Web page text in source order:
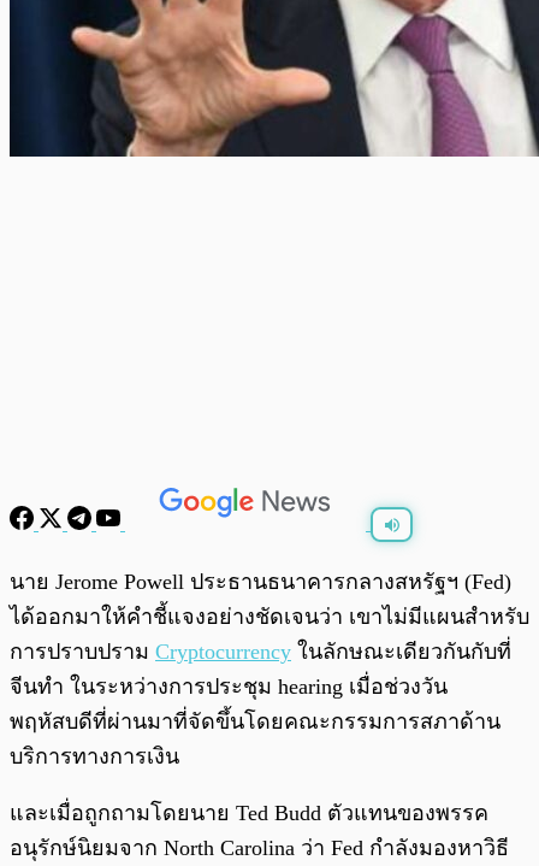
0:00
นาย Jerome Powell ประธานธนาคารกลางสหรัฐฯ (Fed)
ได้ออกมาให้คำชี้แจงอย่างชัดเจนว่า เขาไม่มีแผนสำหรับ
การปราบปราม Cryptocurrency ในลักษณะเดียวกันกับที่
จีนทำ ในระหว่างการประชุม hearing เมื่อช่วงวัน
พฤหัสบดีที่ผ่านมาที่จัดขึ้นโดยคณะกรรมการสภาด้าน
บริการทางการเงิน
และเมื่อถูกถามโดยนาย Ted Budd ตัวแทนของพรรค
อนุรักษ์นิยมจาก North Carolina ว่า Fed กำลังมองหาวิธี